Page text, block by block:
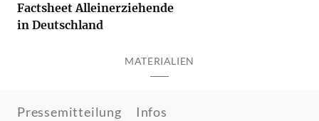
Factsheet Alleinerziehende
in Deutschland
MATERIALIEN
Pressemitteilung Infos